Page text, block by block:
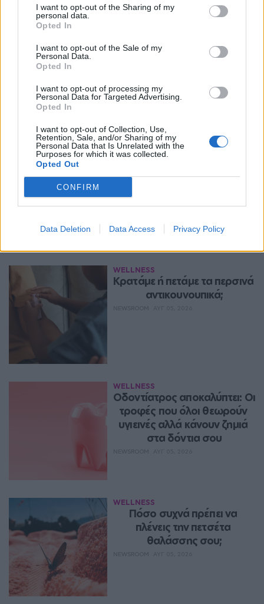
I want to opt-out of the Sharing of my
personal data.
Opted In
I want to opt-out of the Sale of my
Personal Data.
Opted In
I want to opt-out of processing my
Personal Data for Targeted Advertising.
Opted In
I want to opt-out of Collection, Use,
Retention, Sale, and/or Sharing of my
Personal Data that Is Unrelated with the
Purposes for which it was collected.
Opted Out
CONFIRM
Data Deletion Data Access Privacy Policy
Περισσότερα Θέματα
Wellness
WELLNESS
Κρατάμε ή πετάμε τα περσινά
αντικουνουπικά;
WELLNESS
Οδοντίατρος αποκαλύπτει: Οι
τροφές που όλοι θεωρούν
υγιεινές αλλά κάνουν ζημιά
στα δόντια σου
WELLNESS
Πόσο συχνά πρέπει να
πλένεις την πετσέτα
θαλάσσης σου;